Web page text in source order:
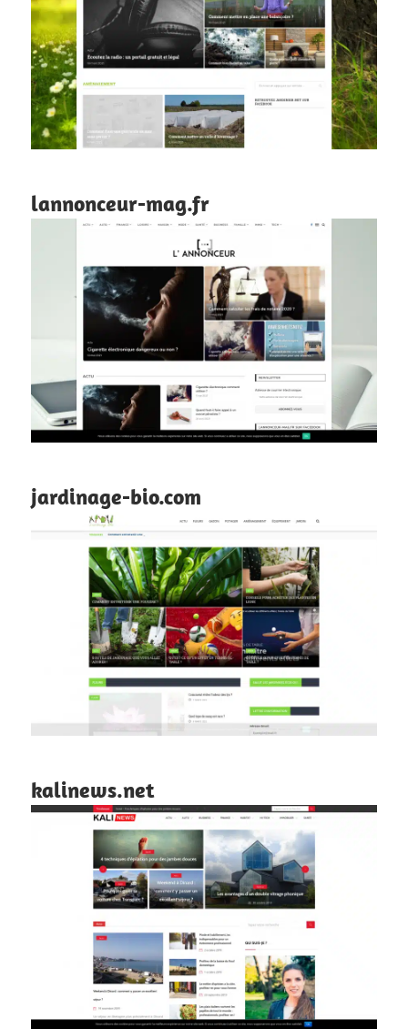
lannonceur-mag.fr
jardinage-bio.com
kalinews.net